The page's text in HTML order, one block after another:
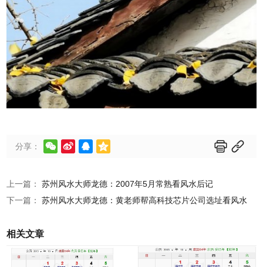
分享：      
上一篇：苏州风水大师龙德：2007年5月常熟看风水后记
下一篇：苏州风水大师龙德：黄老师帮高科技芯片公司选址看风水
相关文章